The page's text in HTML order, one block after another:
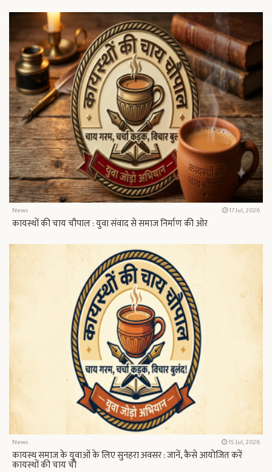
News 17 Jul, 2026
कायस्थों की चाय चौपाल : युवा संवाद से समाज निर्माण की ओर
News 15 Jul, 2026
कायस्थ समाज के युवाओं के लिए सुनहरा अवसर : जानें, कैसे आयोजित करें
कायस्थों की चाय चौ